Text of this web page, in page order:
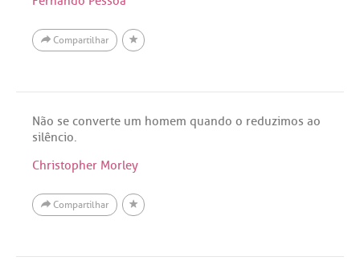
Compartilhar
Não se converte um homem quando o reduzimos ao
silêncio.
Christopher Morley
Compartilhar